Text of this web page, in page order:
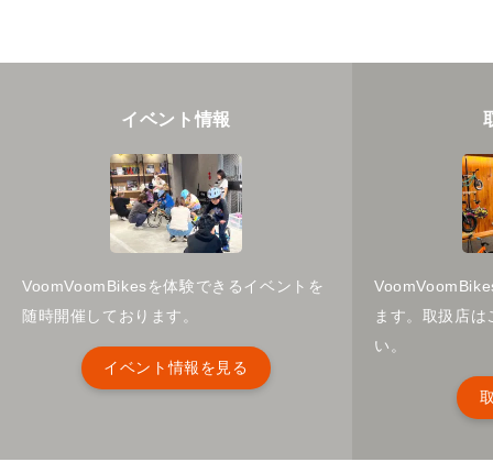
イベント情報
VoomVoomBikesを体験できるイベントを
随時開催しております。
イベント情報を見る
ます。取扱店
い。